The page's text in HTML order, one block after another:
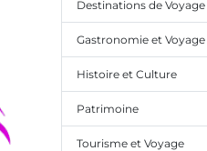
Destinations de Voyage
Gastronomie et Voyage
Histoire et Culture
Patrimoine
Tourisme et Voyage